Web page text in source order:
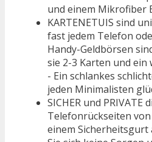
und einem Mikrofiber
KARTENETUIS sind
fast jedem Telefon
Handy-Geldbörsen
sie 2-3 Karten und ein
- Ein schlankes
jeden Minimalisten
SICHER und
Telefonrückseiten
einem